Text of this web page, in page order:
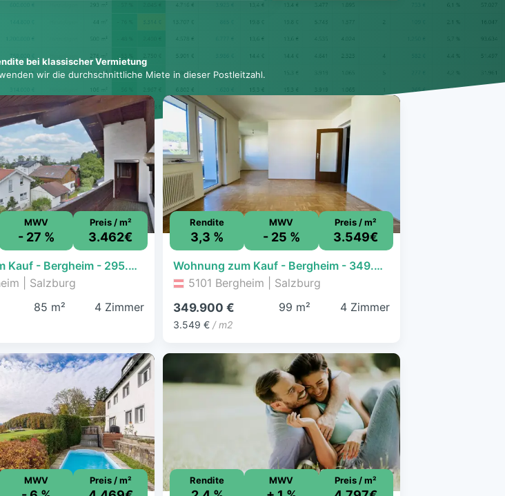
bei klassischer Vermietung
wir die durchschnittliche Miete in dieser Postleitzahl.
MWV
- 27 %
Preis / m²
3.462€
Wohnung zum Kauf - Bergheim - 295.000 € - 4 Zimmer, 85,2 m²
| Salzburg
85 m² 4 Zimmer
Rendite
3,3 %
MWV
- 25 %
Preis / m²
3.549€
Wohnung zum Kauf - Bergheim - 349.900 € - 4 Zimmer, 98,6 m², 2. Geschoss
5101 Bergheim | Salzburg
349.900 €
3.549 € / m2
99 m² 4 Zimmer
MWV Preis / m² Rendite MWV Preis / m²